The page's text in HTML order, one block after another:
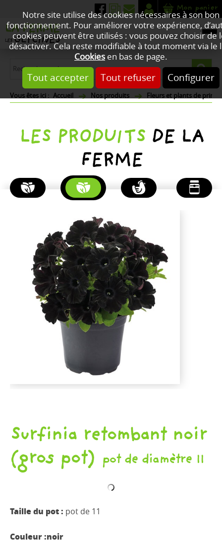
Notre site utilise des cookies nécessaires à son bon
fonctionnement. Pour améliorer votre expérience,
cookies peuvent être utilisés : vous pouvez choisir de
désactiver. Cela reste modifiable à tout moment via le
Cookies en bas de page.
Tout accepter Tout refuser Configurer
Mon panier
Accueil Nos produits Fleurs et plants de
LES PRODUITS DE LA
FERME
D'AUTOMNE
FLEURS
ET
PLANTS
DE
PRINTEMPS
ET
PINTADES
Surfinia retombant noir
(gros pot) pot de diamètre 11
Taille du pot : pot de 11
Couleur :noir